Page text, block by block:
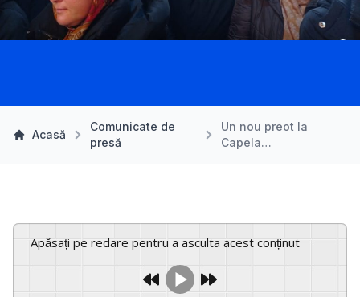
Acasă
Comunicate de
presă
Un nou preot la
Capela…
Apăsați pe redare pentru a asculta acest conținut